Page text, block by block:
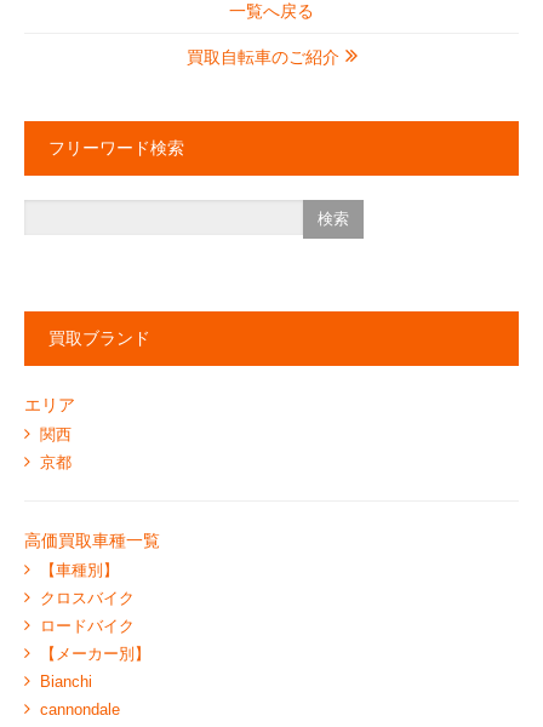
一覧へ戻る
買取自転車のご紹介
フリーワード検索
買取ブランド
エリア
関西
京都
高価買取車種一覧
【車種別】
クロスバイク
ロードバイク
【メーカー別】
Bianchi
cannondale